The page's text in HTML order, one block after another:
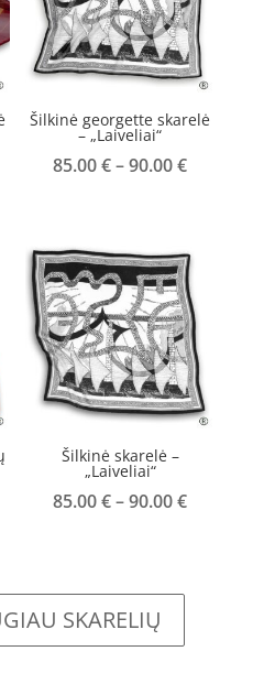
€
Šilkinė georgette skarelė
– „Laiveliai“
85.00€–90.00€Price
through
90.00 €
€
Šilkinė skarelė –
„Laiveliai“
85.00€–90.00€Price
SKARELIŲ